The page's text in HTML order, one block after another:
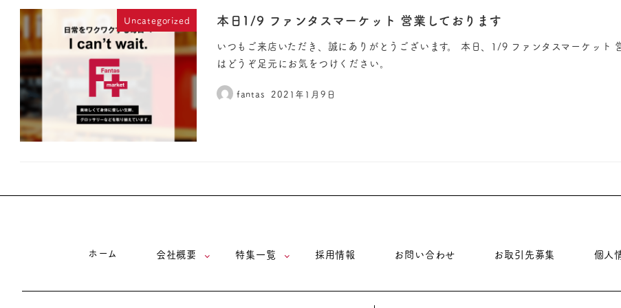
Uncategorized 本日1/9 ファンタスマーケット 営業しております
いつもご来店いただき、誠にありがとうございます。 本日、1/9 ファンタスマーケット
はどうぞ足元にお気をつけください。
fantas 2021年1月9日
ホーム 会社概要 特集一覧 採用情報 お問い合わせ お取引先募集 個人